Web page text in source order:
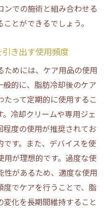
での施術と組み合わせる
とができるでしょう。
き出す使用頻度
めには、ケア用品の使用
的に、脂肪冷却後のケア
って定期的に使用するこ
冷却クリームや専用ジェ
程度の使用が推奨されてお
です。また、デバイスを使
が理想的です。過度な使
性があるため、適度な使用
度でケアを行うことで、脂
化を長期間維持すること